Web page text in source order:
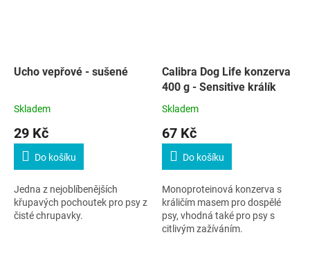
Ucho vepřové - sušené
Skladem
29 Kč
Do košíku
Jedna z nejoblíbenějších
křupavých pochoutek pro psy z
čisté chrupavky.
Calibra Dog Life konzerva
400 g - Sensitive králík
Skladem
67 Kč
Do košíku
Monoproteinová konzerva s
králičím masem pro dospělé
psy, vhodná také pro psy s
citlivým zažíváním.